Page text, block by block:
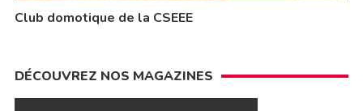
Club domotique de la CSEEE
DÉCOUVREZ NOS MAGAZINES